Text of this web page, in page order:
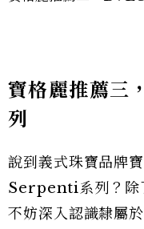
寶格麗推薦
列
說到義式珠寶品牌
Serpenti系列？除
不妨深入認識隸屬